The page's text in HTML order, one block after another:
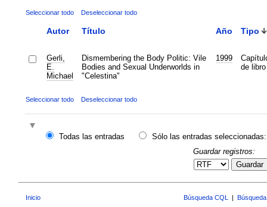
Seleccionar todo Deseleccionar todo
Autor Título Año Tipo
Gerli,
E.
Michael
Dismembering the Body Politic: Vile
Bodies and Sexual Underworlds in
"Celestina"
1999
de libro
Seleccionar todo Deseleccionar todo
Todas las entradas
Sólo las entradas seleccionadas:
Guardar registros:
Guardar
Inicio Búsqueda CQL